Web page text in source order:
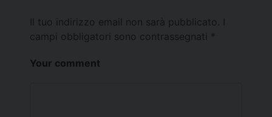
Il tuo indirizzo email non sarà pubblicato.
campi obbligatori sono contrassegnati *
Your comment